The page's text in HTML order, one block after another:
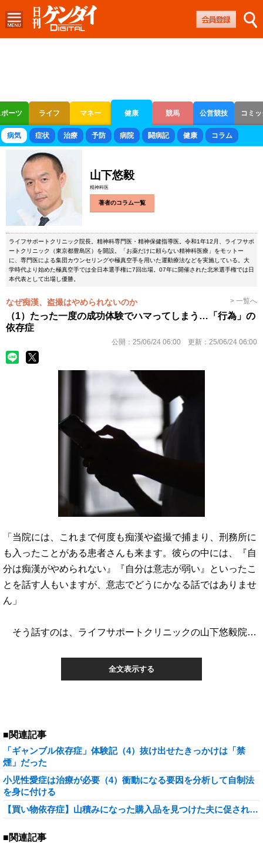
ーツ ライフ マネー 健康 競馬 公営競技 コミ
ボートレース 競輪 オートレース
病気 症状 治療 予防 病院 闘病記 健康 コラム
山下悠毅
精神科医
著者のコラム一覧
ライフサポートクリニック院長。精神科専門医・精神保健指導医。令和1年12月、ライフサポ
ートクリニック（東京都豊島区）を開設。「お薬だけに頼らない精神科医療」をモットー
に、専門医による集団カウンセリングや極真空手を用いた運動療法などを実施している。大
学時代より始めた極真空手では全日本選手権に7回出場。07年に開催された北米選手権では日
本代表として出場し優勝。
なぜ痴漢、盗撮はやめられないのか > 一覧へ
（1）たった一度の成功体験でハマってしまう…「行為」の
依存症
公開： 25/06/24 06:00 更新： 25/06/24 06:00
「当院には、これまで何度も痴漢や盗撮で捕まり、刑務所に
も入ったことがある患者さんも来ます。彼らの中には、『自
分は痴漢がやめられない』『自分は意志が弱い』といったこ
とを話す人もいますが、意志でどうにかなる話ではありませ
ん」
そう話すのは、ライフサポートクリニックの山下悠毅院…
全文表示する
■関連記事
「ギャンブル依存症」体験記（4）抜け出せたきっかけは「禁
煙」だった
小児性愛症は治療が必要（4）衝動になる要因を分析して自制法
を身に付ける
【買い物依存症】山積みになった購入品を見つけた夫に促され…
■関連記事